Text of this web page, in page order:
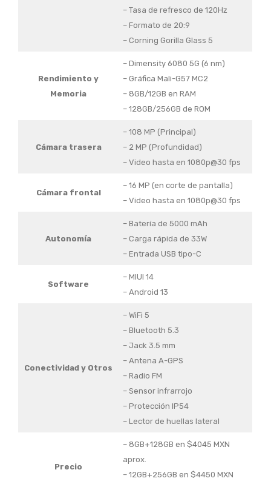
– Tasa de refresco de 120Hz
– Formato de 20:9
– Corning Gorilla Glass 5
Rendimiento y
Memoria
– Dimensity 6080 5G (6 nm)
– Gráfica Mali-G57 MC2
– 8GB/12GB en RAM
– 128GB/256GB de ROM
Cámara trasera
– 108 MP (Principal)
– 2 MP (Profundidad)
– Video hasta en 1080p@30 fps
Cámara frontal
– 16 MP (en corte de pantalla)
– Video hasta en 1080p@30 fps
Autonomía
– Batería de 5000 mAh
– Carga rápida de 33W
– Entrada USB tipo-C
Software
– MIUI 14
– Android 13
Conectividad y Otros
– WiFi 5
– Bluetooth 5.3
– Jack 3.5 mm
– Antena A-GPS
– Radio FM
– Sensor infrarrojo
– Protección IP54
– Lector de huellas lateral
Precio
– 8GB+128GB en $4045 MXN
aprox.
– 12GB+256GB en $4450 MXN